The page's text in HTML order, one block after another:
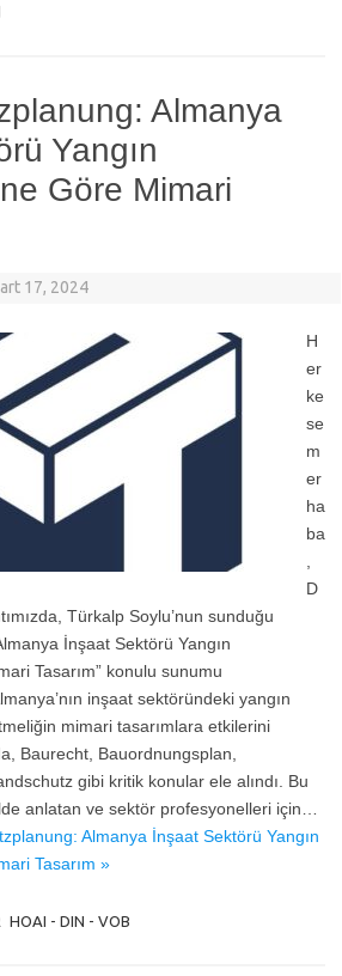
Almanya
Yangın
Göre Mimari
17, 2024
H
er
ke
se
m
er
ha
ba
D
Türkalp Soylu’nun sunduğu
İnşaat Sektörü Yangın
Tasarım” konulu sunumu
inşaat sektöründeki yangın
mimari tasarımlara etkilerini
Baurecht, Bauordnungsplan,
gibi kritik konular ele alındı. Bu
anlatan ve sektör profesyonelleri için…
Almanya İnşaat Sektörü Yangın
Tasarım »
HOAI - DIN - VOB